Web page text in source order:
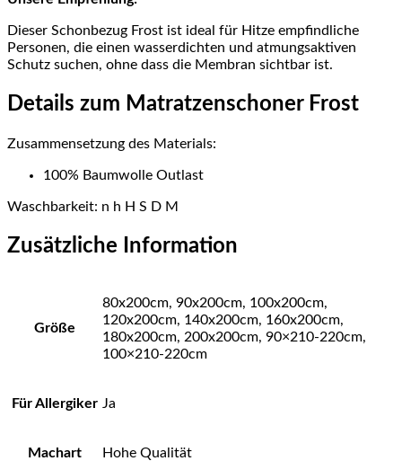
Dieser Schonbezug Frost ist ideal für Hitze empfindliche
Personen, die einen wasserdichten und atmungsaktiven
Schutz suchen, ohne dass die Membran sichtbar ist.
Details zum Matratzenschoner Frost
Zusammensetzung des Materials:
100% Baumwolle Outlast
Waschbarkeit: n h H S D M
Zusätzliche Information
Größe
80x200cm, 90x200cm, 100x200cm,
120x200cm, 140x200cm, 160x200cm,
180x200cm, 200x200cm, 90×210-220cm,
100×210-220cm
Für Allergiker Ja
Machart Hohe Qualität